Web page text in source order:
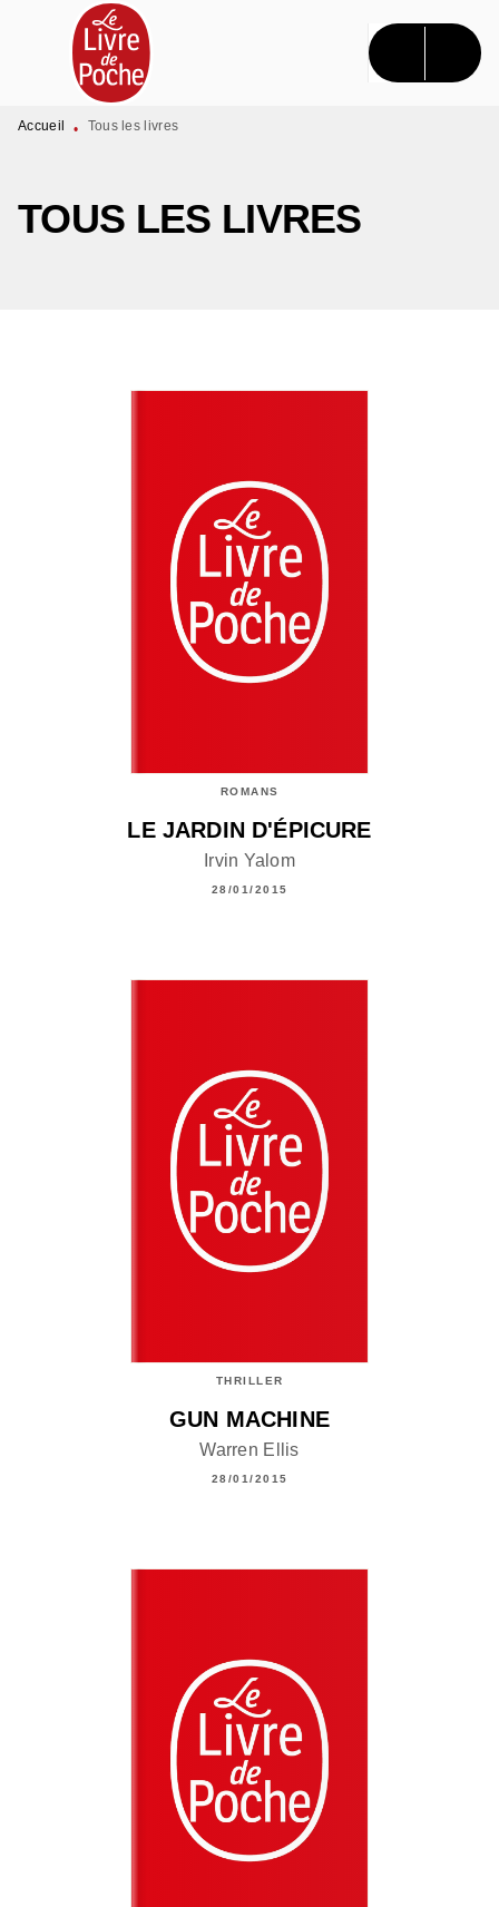
MENU RECHERCHE CONTENU
PIED DE PAGE
Accueil • Tous les livres
TOUS LES LIVRES
ROMANS
LE JARDIN D'ÉPICURE
Irvin Yalom
28/01/2015
THRILLER
GUN MACHINE
Warren Ellis
28/01/2015